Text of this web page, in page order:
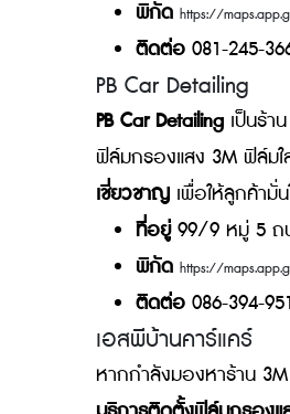
ที่อยู่988 หมู่ 7
พิกัดhttps://
ติดต่อ055-
เพทายช็อป
ชาวจังหวัดระยองแล
เกรดเป็นมาตรฐาน
เสียง ไปจนถึงอะไหล่แท้
บริการรับประกันสินค้
ที่อยู่20/135 ต